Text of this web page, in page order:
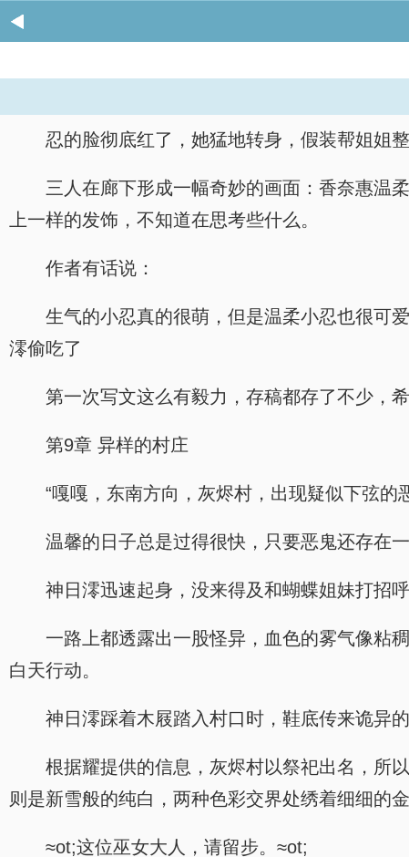
忍的脸彻底红了，她猛地转身，假装帮姐姐
三人在廊下形成一幅奇妙的画面：香奈惠温
上一样的发饰，不知道在思考些什么。
作者有话说：
生气的小忍真的很萌，但是温柔小忍也很可
澪偷吃了
第一次写文这么有毅力，存稿都存了不少，
第9章 异样的村庄
“嘎嘎，东南方向，灰烬村，出现疑似下弦的
温馨的日子总是过得很快，只要恶鬼还存在
神日澪迅速起身，没来得及和蝴蝶姐妹打招呼
一路上都透露出一股怪异，血色的雾气像粘
白天行动。
神日澪踩着木屐踏入村口时，鞋底传来诡异
根据耀提供的信息，灰烬村以祭祀出名，所
则是新雪般的纯白，两种色彩交界处绣着细细的
≈ot;这位巫女大人，请留步。≈ot;